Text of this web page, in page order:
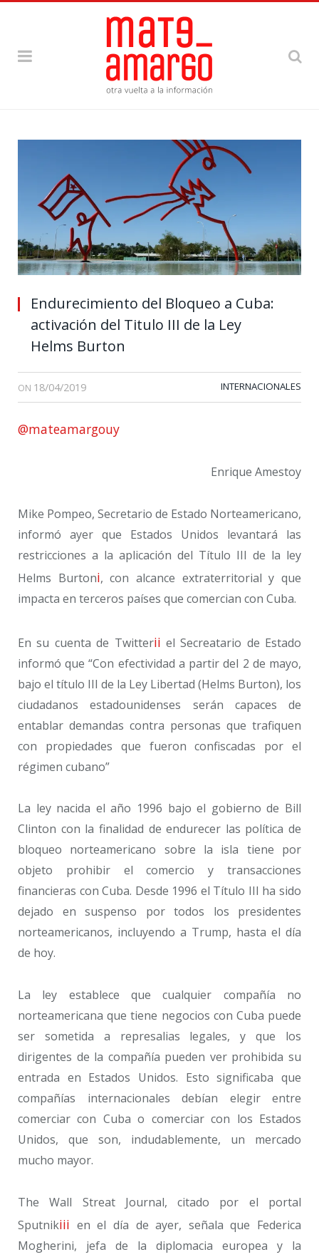
Endurecimiento del Bloqueo a Cuba:
activación del Titulo III de la Ley
Helms Burton
ON 18/04/2019 INTERNACIONALES
@mateamargouy
Enrique Amestoy
Mike Pompeo, Secretario de Estado Norteamericano,
informó ayer que Estados Unidos levantará las
restricciones a la aplicación del Título III de la ley
Helms Burtoni, con alcance extraterritorial y que
impacta en terceros países que comercian con Cuba.
En su cuenta de Twitterii el Secreatario de Estado
informó que “Con efectividad a partir del 2 de mayo,
bajo el título III de la Ley Libertad (Helms Burton), los
ciudadanos estadounidenses serán capaces de
entablar demandas contra personas que trafiquen
con propiedades que fueron confiscadas por el
régimen cubano”
La ley nacida el año 1996 bajo el gobierno de Bill
Clinton con la finalidad de endurecer las política de
bloqueo norteamericano sobre la isla tiene por
objeto prohibir el comercio y transacciones
financieras con Cuba. Desde 1996 el Título III ha sido
dejado en suspenso por todos los presidentes
norteamericanos, incluyendo a Trump, hasta el día
de hoy.
La ley establece que cualquier compañía no
norteamericana que tiene negocios con Cuba puede
ser sometida a represalias legales, y que los
dirigentes de la compañía pueden ver prohibida su
entrada en Estados Unidos. Esto significaba que
compañías internacionales debían elegir entre
comerciar con Cuba o comerciar con los Estados
Unidos, que son, indudablemente, un mercado
mucho mayor.
The Wall Streat Journal, citado por el portal
Sputnikiii en el día de ayer, señala que Federica
Mogherini, jefa de la diplomacia europea y la